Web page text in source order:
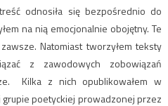
odnosiła się bezpośrednio do
na nią emocjonalnie obojętny. Te
Natomiast tworzyłem teksty
z zawodowych zobowiązań
Kilka z nich opublikowałem w
poetyckiej prowadzonej przez